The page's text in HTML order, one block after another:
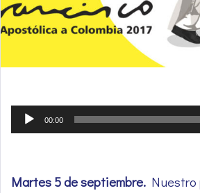
Reproductor
de
00:00
Martes 5 de septiembre. Nuestro